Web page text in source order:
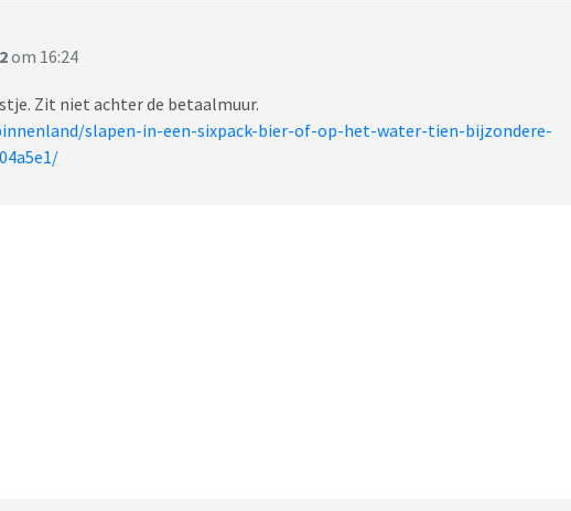
om 16:24
Zit niet achter de betaalmuur.
slapen-in-een-sixpack-bier-of-op-het-water-tien-bijzondere-